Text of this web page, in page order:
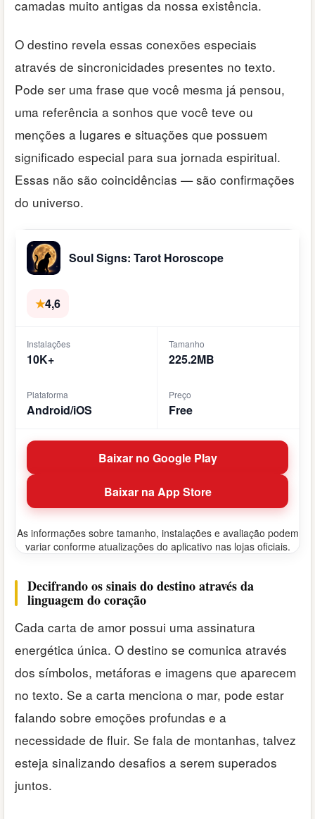
camadas muito antigas da nossa existência.
O destino revela essas conexões especiais
através de sincronicidades presentes no texto.
Pode ser uma frase que você mesma já pensou,
uma referência a sonhos que você teve ou
menções a lugares e situações que possuem
significado especial para sua jornada espiritual.
Essas não são coincidências — são confirmações
do universo.
Soul Signs: Tarot Horoscope
★4,6
Instalações
10K+
Tamanho
225.2MB
Plataforma
Android/iOS
Preço
Free
Baixar no Google Play
Baixar na App Store
As informações sobre tamanho, instalações e avaliação podem
variar conforme atualizações do aplicativo nas lojas oficiais.
Decifrando os sinais do destino através da
linguagem do coração
Cada carta de amor possui uma assinatura
energética única. O destino se comunica através
dos símbolos, metáforas e imagens que aparecem
no texto. Se a carta menciona o mar, pode estar
falando sobre emoções profundas e a
necessidade de fluir. Se fala de montanhas, talvez
esteja sinalizando desafios a serem superados
juntos.